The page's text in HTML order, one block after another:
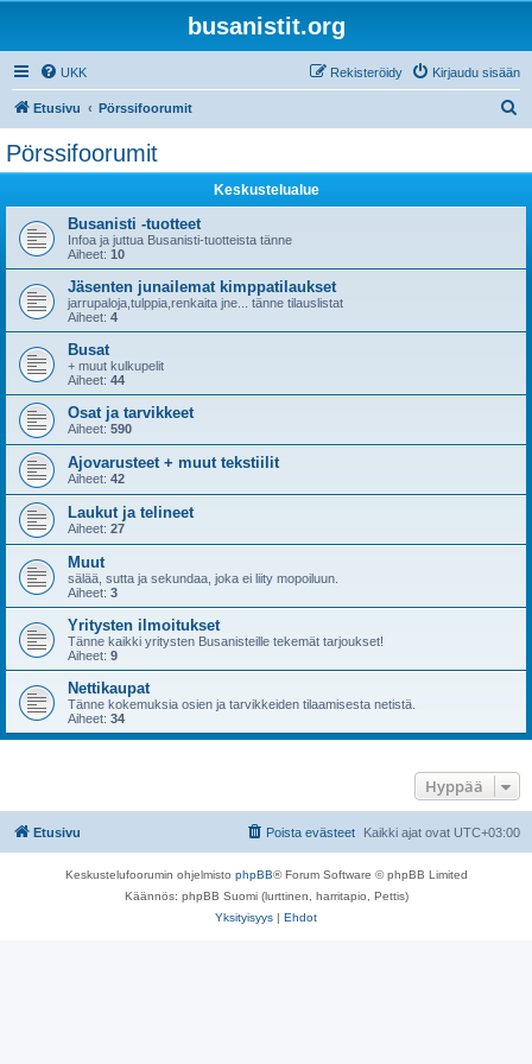
busanistit.org
UKK Kirjaudu sisään
Rekisteröidy
Etusivu Pörssifoorumit
Pörssifoorumit
Keskustelualue
Busanisti -tuotteet
Infoa ja juttua Busanisti-tuotteista tänne
Aiheet: 10
Jäsenten junailemat kimppatilaukset
jarrupaloja,tulppia,renkaita jne... tänne tilauslistat
Aiheet: 4
Busat
+ muut kulkupelit
Aiheet: 44
Osat ja tarvikkeet
Aiheet: 590
Ajovarusteet + muut tekstiilit
Aiheet: 42
Laukut ja telineet
Aiheet: 27
Muut
sälää, sutta ja sekundaa, joka ei liity mopoiluun.
Aiheet: 3
Yritysten ilmoitukset
Tänne kaikki yritysten Busanisteille tekemät tarjoukset!
Aiheet: 9
Nettikaupat
Tänne kokemuksia osien ja tarvikkeiden tilaamisesta netistä.
Aiheet: 34
Hyppää
Etusivu Kaikki ajat ovat UTC+03:00
Poista evästeet
Keskustelufoorumin ohjelmisto phpBB® Forum Software © phpBB Limited
Käännös: phpBB Suomi (lurttinen, harritapio, Pettis)
Yksityisyys | Ehdot